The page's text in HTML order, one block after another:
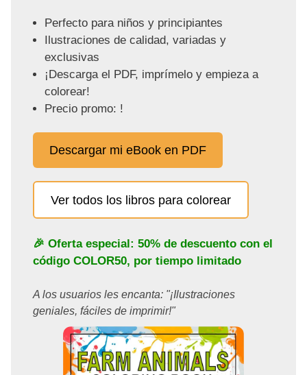
Perfecto para niños y principiantes
Ilustraciones de calidad, variadas y
exclusivas
¡Descarga el PDF, imprímelo y empieza a
colorear!
Precio promo: !
Descargar mi eBook en PDF
Ver todos los libros para colorear
🎉 Oferta especial: 50% de descuento con el
código COLOR50, por tiempo limitado
A los usuarios les encanta: "¡Ilustraciones
geniales, fáciles de imprimir!"